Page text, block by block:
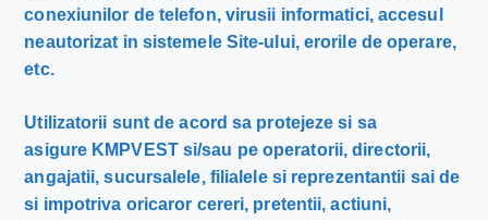
conexiunilor de telefon, virusii informatici, accesul
neautorizat in sistemele Site-ului, erorile de operare,
etc.
Utilizatorii sunt de acord sa protejeze si sa
asigure KMPVEST si/sau pe operatorii, directorii,
angajatii, sucursalele, filialele si reprezentantii sai de
si impotriva oricaror cereri, pretentii, actiuni,